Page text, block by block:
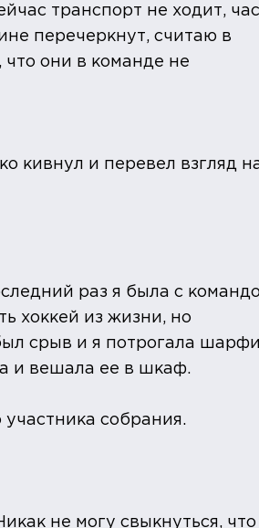
транспорт не ходит,
перечеркнут, считаю в
они в команде не
кивнул и перевел взгляд
раз я была с
хоккей из жизни, но
срыв и я потрогала
и вешала ее в шкаф.
участника собрания.
не могу свыкнуться, что